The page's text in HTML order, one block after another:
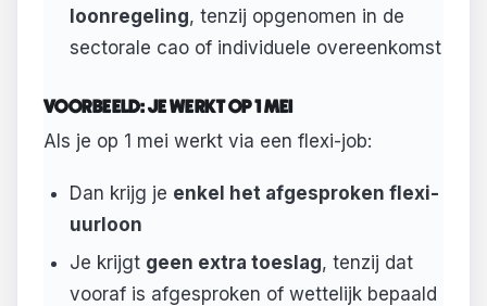
loonregeling, tenzij opgenomen in de
sectorale cao of individuele overeenkomst
VOORBEELD: JE WERKT OP 1 MEI
Als je op 1 mei werkt via een flexi-job:
Dan krijg je enkel het afgesproken flexi-
uurloon
Je krijgt geen extra toeslag, tenzij dat
vooraf is afgesproken of wettelijk bepaald